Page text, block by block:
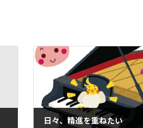
日々、精進を重ねたい